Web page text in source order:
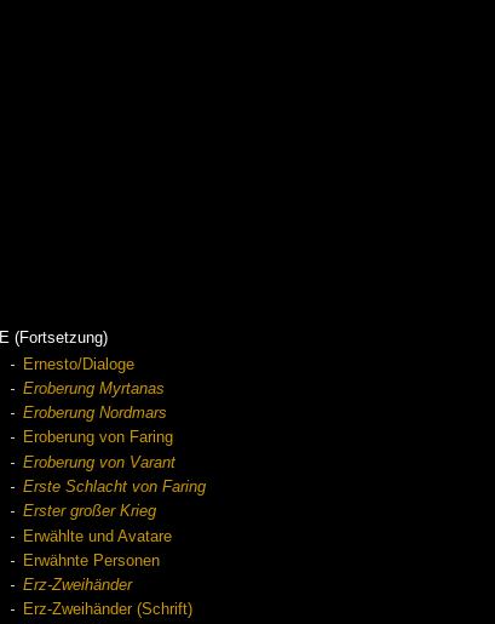
E (Fortsetzung)
Ernesto/Dialoge
Eroberung Myrtanas
Eroberung Nordmars
Eroberung von Faring
Eroberung von Varant
Erste Schlacht von Faring
Erster großer Krieg
Erwählte und Avatare
Erwähnte Personen
Erz-Zweihänder
Erz-Zweihänder (Schrift)